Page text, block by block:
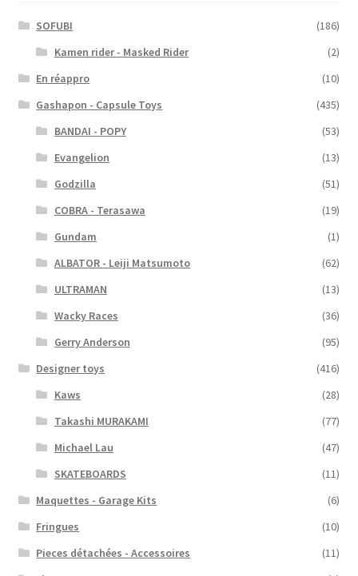
SOFUBI
(186)
Kamen rider - Masked Rider
(2)
En réappro
(10)
Gashapon - Capsule Toys
(435)
BANDAI - POPY
(53)
Evangelion
(13)
Godzilla
(51)
COBRA - Terasawa
(19)
Gundam
(1)
ALBATOR - Leiji Matsumoto
(62)
ULTRAMAN
(13)
Wacky Races
(36)
Gerry Anderson
(95)
Designer toys
(416)
Kaws
(28)
Takashi MURAKAMI
(77)
Michael Lau
(47)
SKATEBOARDS
(11)
Maquettes - Garage Kits
(6)
Fringues
(10)
Pieces détachées - Accessoires
(11)